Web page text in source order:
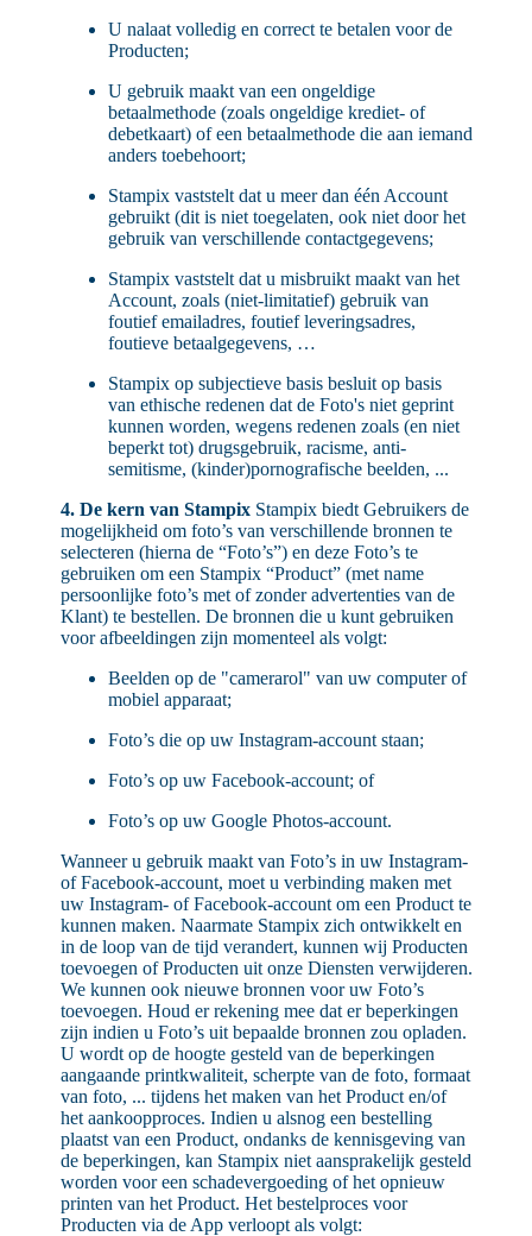
U nalaat volledig en correct te betalen voor de
Producten;
U gebruik maakt van een ongeldige
betaalmethode (zoals ongeldige krediet- of
debetkaart) of een betaalmethode die aan iemand
anders toebehoort;
Stampix vaststelt dat u meer dan één Account
gebruikt (dit is niet toegelaten, ook niet door het
gebruik van verschillende contactgegevens;
Stampix vaststelt dat u misbruikt maakt van het
Account, zoals (niet-limitatief) gebruik van
foutief emailadres, foutief leveringsadres,
foutieve betaalgegevens, …
Stampix op subjectieve basis besluit op basis
van ethische redenen dat de Foto's niet geprint
kunnen worden, wegens redenen zoals (en niet
beperkt tot) drugsgebruik, racisme, anti-
semitisme, (kinder)pornografische beelden, ...
4. De kern van StampixStampix biedt Gebruikers de
mogelijkheid om foto’s van verschillende bronnen te
selecteren (hierna de “Foto’s”) en deze Foto’s te
gebruiken om een Stampix “Product” (met name
persoonlijke foto’s met of zonder advertenties van de
Klant) te bestellen. De bronnen die u kunt gebruiken
voor afbeeldingen zijn momenteel als volgt:
Beelden op de "camerarol" van uw computer of
mobiel apparaat;
Foto’s die op uw Instagram-account staan;
Foto’s op uw Facebook-account; of
Foto’s op uw Google Photos-account.
Wanneer u gebruik maakt van Foto’s in uw Instagram-
of Facebook-account, moet u verbinding maken met
uw Instagram- of Facebook-account om een Product te
kunnen maken. Naarmate Stampix zich ontwikkelt en
in de loop van de tijd verandert, kunnen wij Producten
toevoegen of Producten uit onze Diensten verwijderen.
We kunnen ook nieuwe bronnen voor uw Foto’s
toevoegen. Houd er rekening mee dat er beperkingen
zijn indien u Foto’s uit bepaalde bronnen zou opladen.
U wordt op de hoogte gesteld van de beperkingen
aangaande printkwaliteit, scherpte van de foto, formaat
van foto, ... tijdens het maken van het Product en/of
het aankoopproces. Indien u alsnog een bestelling
plaatst van een Product, ondanks de kennisgeving van
de beperkingen, kan Stampix niet aansprakelijk gesteld
worden voor een schadevergoeding of het opnieuw
printen van het Product. Het bestelproces voor
Producten via de App verloopt als volgt: